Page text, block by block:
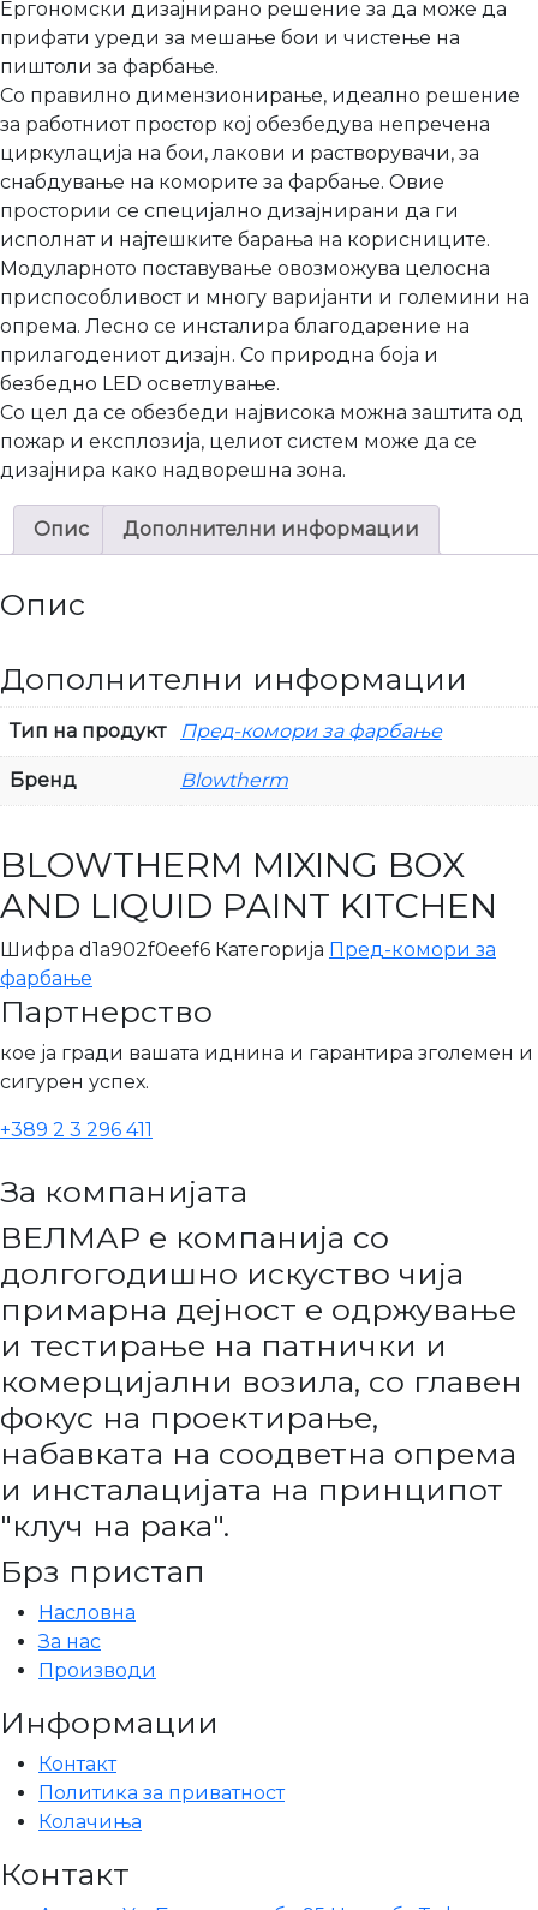
Ергономски дизајнирано решение за да може да
прифати уреди за мешање бои и чистење на
пиштоли за фарбање.
Со правилно димензионирање, идеално решение
за работниот простор кој обезбедува непречена
циркулација на бои, лакови и растворувачи, за
снабдување на коморите за фарбање. Овие
простории се специјално дизајнирани да ги
исполнат и најтешките барања на корисниците.
Модуларното поставување овозможува целосна
приспособливост и многу варијанти и големини на
опрема. Лесно се инсталира благодарение на
прилагодениот дизајн. Со природна боја и
безбедно LED осветлување.
Со цел да се обезбеди највисока можна заштита од
пожар и експлозија, целиот систем може да се
дизајнира како надворешна зона.
Опис Дополнителни информации
Опис
Дополнителни информации
Тип на продукт Пред-комори за фарбање
Бренд Blowtherm
BLOWTHERM MIXING BOX
AND LIQUID PAINT KITCHEN
Шифра d1a902f0eef6 Категорија Пред-комори за
фарбање
Партнерство
кое ја гради вашата иднина и гарантира зголемен и
сигурен успех.
+389 2 3 296 411
За компанијата
ВЕЛМАР е компанија со
долгогодишно искуство чија
примарна дејност е одржување
и тестирање на патнички и
комерцијални возила, со главен
фокус на проектирање,
набавката на соодветна опрема
и инсталацијата на принципот
"клуч на рака".
Брз пристап
Насловна
За нас
Производи
Информации
Контакт
Политика за приватност
Колачиња
Контакт